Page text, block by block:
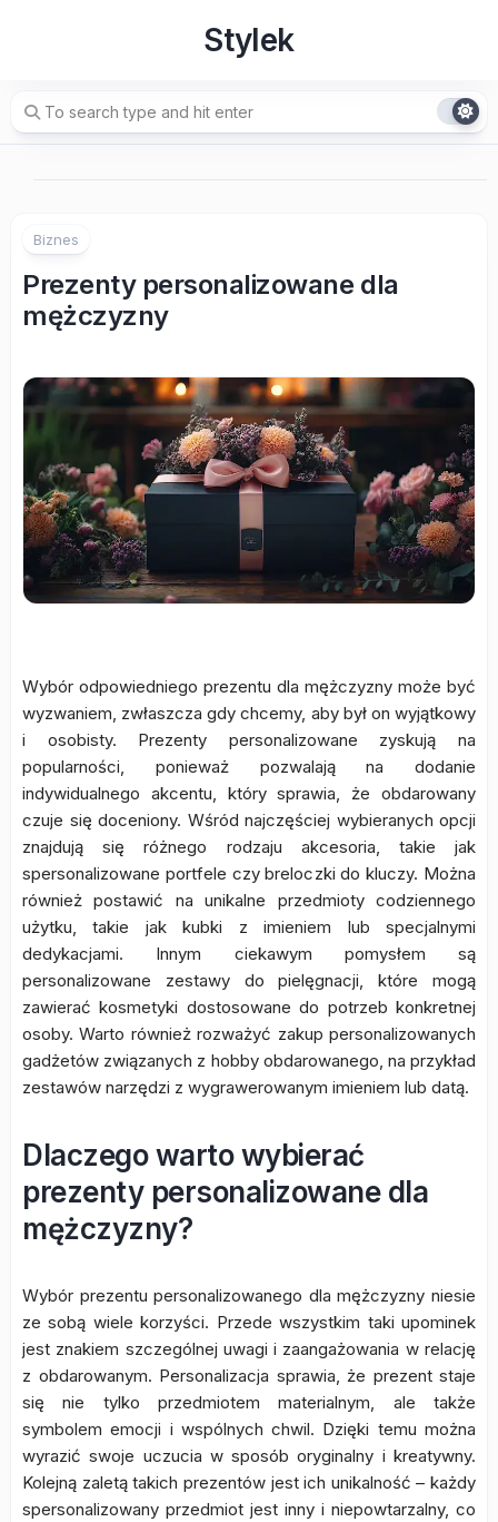
Stylek
Biznes
Prezenty personalizowane dla
mężczyzny
Wybór odpowiedniego prezentu dla mężczyzny może być
wyzwaniem, zwłaszcza gdy chcemy, aby był on wyjątkowy
i osobisty. Prezenty personalizowane zyskują na
popularności, ponieważ pozwalają na dodanie
indywidualnego akcentu, który sprawia, że obdarowany
czuje się doceniony. Wśród najczęściej wybieranych opcji
znajdują się różnego rodzaju akcesoria, takie jak
spersonalizowane portfele czy breloczki do kluczy. Można
również postawić na unikalne przedmioty codziennego
użytku, takie jak kubki z imieniem lub specjalnymi
dedykacjami. Innym ciekawym pomysłem są
personalizowane zestawy do pielęgnacji, które mogą
zawierać kosmetyki dostosowane do potrzeb konkretnej
osoby. Warto również rozważyć zakup personalizowanych
gadżetów związanych z hobby obdarowanego, na przykład
zestawów narzędzi z wygrawerowanym imieniem lub datą.
Dlaczego warto wybierać
prezenty personalizowane dla
mężczyzny?
Wybór prezentu personalizowanego dla mężczyzny niesie
ze sobą wiele korzyści. Przede wszystkim taki upominek
jest znakiem szczególnej uwagi i zaangażowania w relację
z obdarowanym. Personalizacja sprawia, że prezent staje
się nie tylko przedmiotem materialnym, ale także
symbolem emocji i wspólnych chwil. Dzięki temu można
wyrazić swoje uczucia w sposób oryginalny i kreatywny.
Kolejną zaletą takich prezentów jest ich unikalność – każdy
spersonalizowany przedmiot jest inny i niepowtarzalny, co